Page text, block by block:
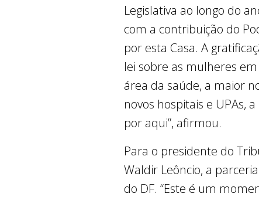
Legislativa ao longo do
com a contribuição do
por esta Casa. A
lei sobre as mulheres
área da saúde, a maior
novos hospitais e UPAs,
por aqui”, afirmou.
Para o presidente do
Waldir Leôncio, a
do DF. “Este é um